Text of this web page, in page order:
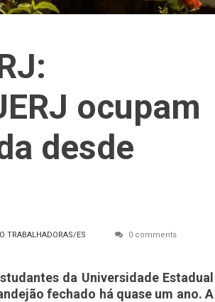
ocupam
desde
TRABALHADORAS/ES 0 comments
da Universidade Estadual
fechado há quase um ano. A